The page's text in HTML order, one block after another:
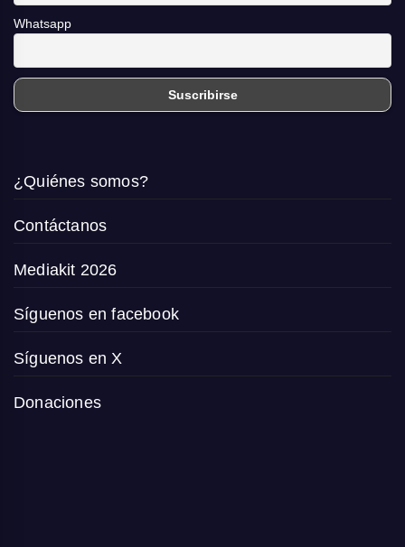
Whatsapp
¿Quiénes somos?
Contáctanos
Mediakit 2026
Síguenos en facebook
Síguenos en X
Donaciones